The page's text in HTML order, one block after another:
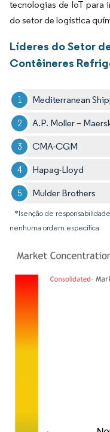
tecnologias de IoT para
do setor de logística
Líderes do Setor
Contêineres
Mediterranean
A.P. Moller –
CMA-CGM
Hapag-Lloyd
Mulder Brothers
*Isenção de
nenhuma ordem específica